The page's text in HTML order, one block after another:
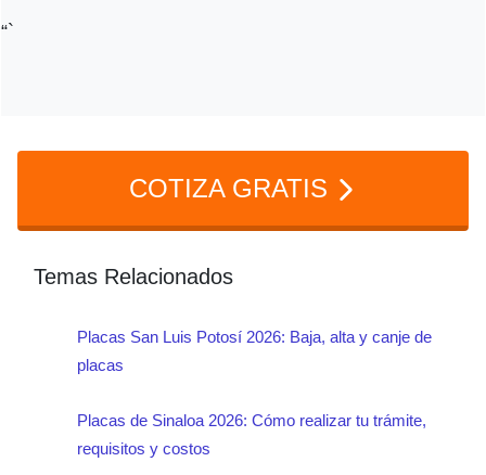
refrendos pendientes, multas y pagos
“`
COTIZA GRATIS
Temas Relacionados
Placas San Luis Potosí 2026: Baja, alta y canje de
placas
Placas de Sinaloa 2026: Cómo realizar tu trámite,
requisitos y costos